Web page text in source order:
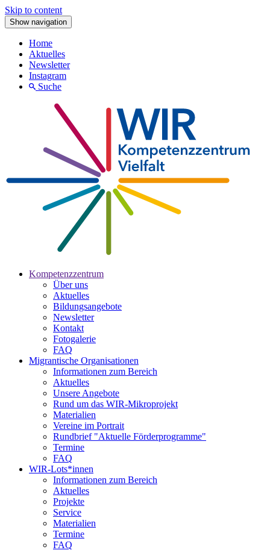
Skip to content
Show navigation
Home
Aktuelles
Newsletter
Instagram
Suche
Kompetenzzentrum
Über uns
Aktuelles
Bildungsangebote
Newsletter
Kontakt
Fotogalerie
FAQ
Migrantische Organisationen
Informationen zum Bereich
Aktuelles
Unsere Angebote
Rund um das WIR-Mikroprojekt
Materialien
Vereine im Portrait
Rundbrief "Aktuelle Förderprogramme"
Termine
FAQ
WIR-Lots*innen
Informationen zum Bereich
Aktuelles
Projekte
Service
Materialien
Termine
FAQ